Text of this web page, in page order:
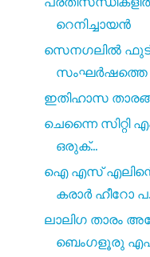
റെനിച്ചായൻ
സെനഗലിൽ
സംഘർഷത്തെ
ഇതിഹാസ
ചെന്നൈ സിറ്റി
ഒരുക്...
ഐ എസ്‌ എലിന്റെ
കരാർ ഹീറോ
ലാലിഗ താരം
ബെംഗളൂരു